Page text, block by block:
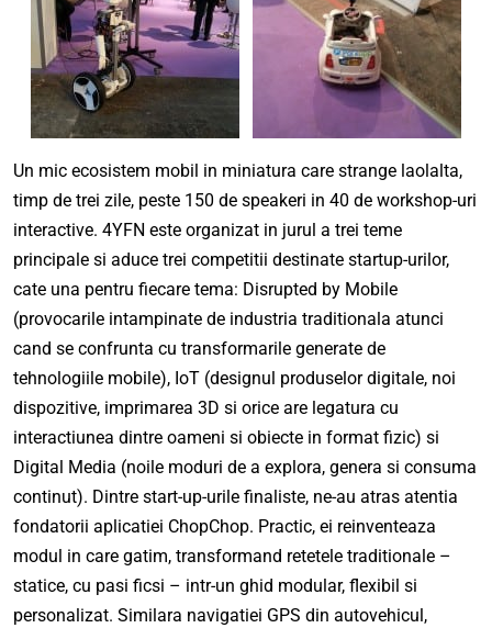
Un mic ecosistem mobil in miniatura care strange laolalta,
timp de trei zile, peste 150 de speakeri in 40 de workshop-uri
interactive. 4YFN este organizat in jurul a trei teme
principale si aduce trei competitii destinate startup-urilor,
cate una pentru fiecare tema: Disrupted by Mobile
(provocarile intampinate de industria traditionala atunci
cand se confrunta cu transformarile generate de
tehnologiile mobile), IoT (designul produselor digitale, noi
dispozitive, imprimarea 3D si orice are legatura cu
interactiunea dintre oameni si obiecte in format fizic) si
Digital Media (noile moduri de a explora, genera si consuma
continut). Dintre start-up-urile finaliste, ne-au atras atentia
fondatorii aplicatiei ChopChop. Practic, ei reinventeaza
modul in care gatim, transformand retetele traditionale –
statice, cu pasi ficsi – intr-un ghid modular, flexibil si
personalizat. Similara navigatiei GPS din autovehicul,